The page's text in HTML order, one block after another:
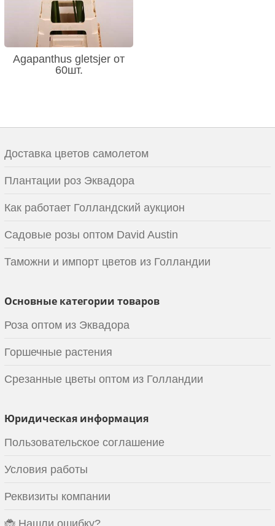
Agapanthus gletsjer от
60шт.
Доставка цветов самолетом
Плантации роз Эквадора
Как работает Голландский аукцион
Садовые розы оптом David Austin
Таможни и импорт цветов из Голландии
Основные категории товаров
Роза оптом из Эквадора
Горшечные растения
Срезанные цветы оптом из Голландии
Юридическая информация
Пользовательское соглашение
Условия работы
Реквизиты компании